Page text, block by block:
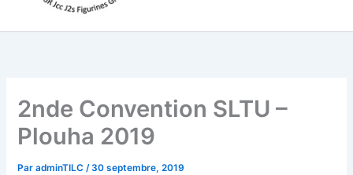
2nde Convention SLTU –
Plouha 2019
ParadminTILC/30 septembre, 2019